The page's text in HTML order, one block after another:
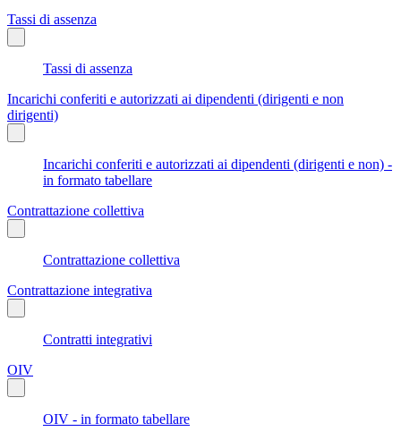
Tassi di assenza
Tassi di assenza
Incarichi conferiti e autorizzati ai dipendenti (dirigenti e non
dirigenti)
Incarichi conferiti e autorizzati ai dipendenti (dirigenti e non) -
in formato tabellare
Contrattazione collettiva
Contrattazione collettiva
Contrattazione integrativa
Contratti integrativi
OIV
OIV - in formato tabellare